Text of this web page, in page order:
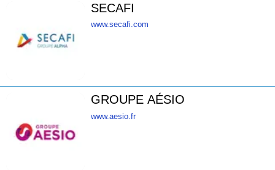
SECAFI
www.secafi.com
GROUPE AÉSIO
www.aesio.fr